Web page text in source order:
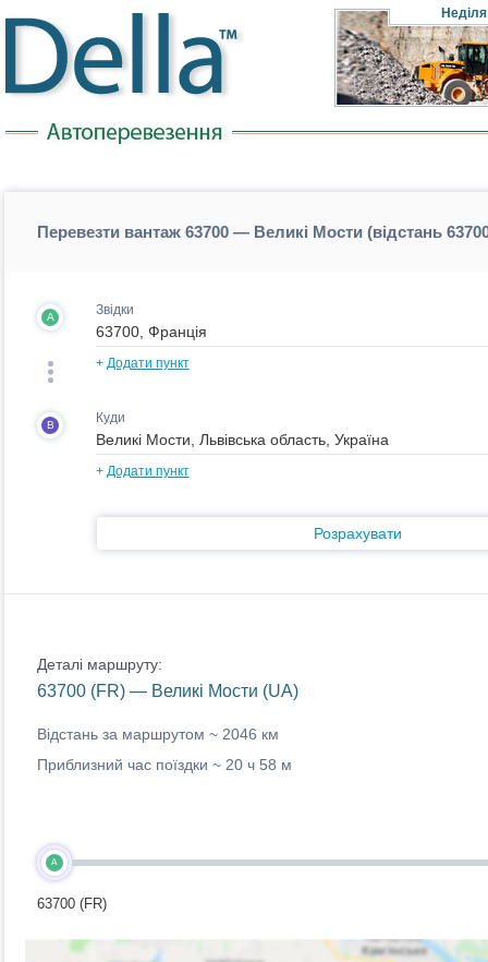
Неділя
Перевезти вантаж 63700 — Великі Мости (відстань
A Звідки
+ Додати пункт
B Куди
+ Додати пункт
Розрахувати
Деталі маршруту:
63700 (FR) — Великі Мости (UA)
Відстань за маршрутом ~ 2046 км
Приблизний час поїздки ~ 20 ч 58 м
A
63700 (FR)